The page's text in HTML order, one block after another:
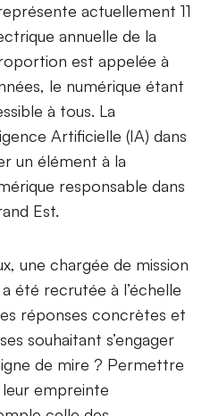
actuellement 11
annuelle de la
est appelée à
le numérique étant
à tous. La
Artificielle (IA) dans
un élément à la
responsable dans
Est.
une chargée de mission
été recrutée à l’échelle
réponses concrètes et
souhaitant s’engager
de mire ? Permettre
empreinte